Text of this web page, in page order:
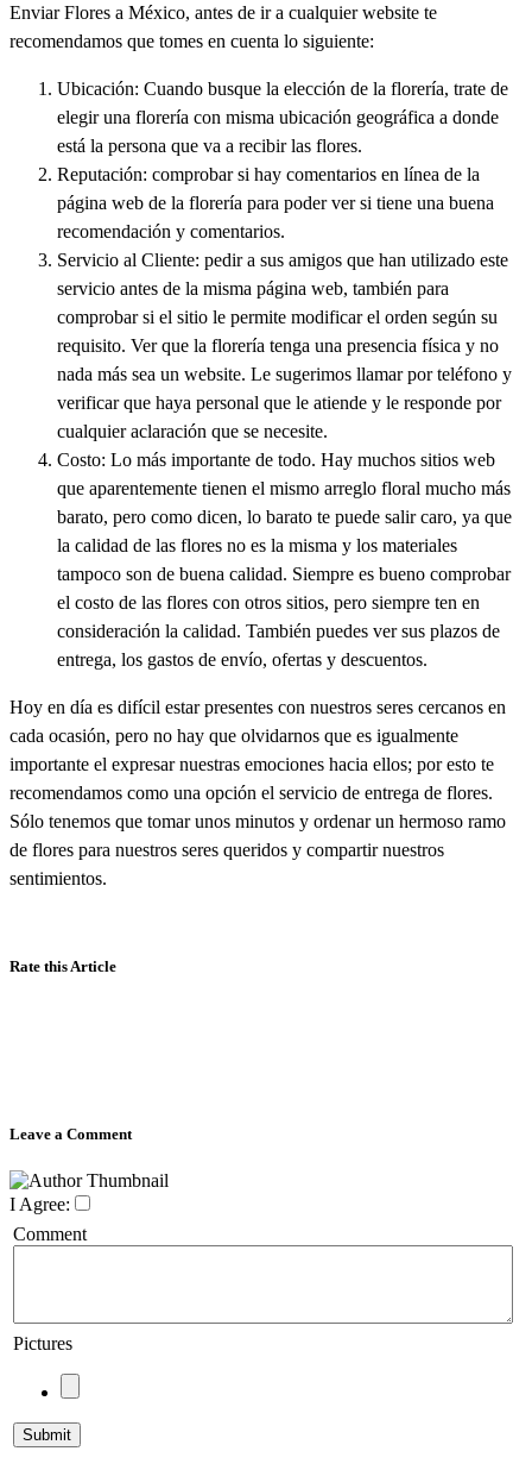
Enviar Flores a México, antes de ir a cualquier website te
recomendamos que tomes en cuenta lo siguiente:
Ubicación: Cuando busque la elección de la florería, trate de
elegir una florería con misma ubicación geográfica a donde
está la persona que va a recibir las flores.
Reputación: comprobar si hay comentarios en línea de la
página web de la florería para poder ver si tiene una buena
recomendación y comentarios.
Servicio al Cliente: pedir a sus amigos que han utilizado este
servicio antes de la misma página web, también para
comprobar si el sitio le permite modificar el orden según su
requisito. Ver que la florería tenga una presencia física y no
nada más sea un website. Le sugerimos llamar por teléfono y
verificar que haya personal que le atiende y le responde por
cualquier aclaración que se necesite.
Costo: Lo más importante de todo. Hay muchos sitios web
que aparentemente tienen el mismo arreglo floral mucho más
barato, pero como dicen, lo barato te puede salir caro, ya que
la calidad de las flores no es la misma y los materiales
tampoco son de buena calidad. Siempre es bueno comprobar
el costo de las flores con otros sitios, pero siempre ten en
consideración la calidad. También puedes ver sus plazos de
entrega, los gastos de envío, ofertas y descuentos.
Hoy en día es difícil estar presentes con nuestros seres cercanos en
cada ocasión, pero no hay que olvidarnos que es igualmente
importante el expresar nuestras emociones hacia ellos; por esto te
recomendamos como una opción el servicio de entrega de flores.
Sólo tenemos que tomar unos minutos y ordenar un hermoso ramo
de flores para nuestros seres queridos y compartir nuestros
sentimientos.
Rate this Article
Leave a Comment
I Agree:
Comment
Pictures